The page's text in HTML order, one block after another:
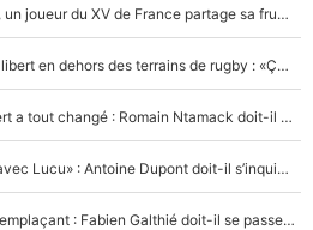
Mis de côté par Fabien Galthié, un joueur du XV de France partage sa frustration : «ils ne me l’ont pas dit tout de suite»
La raison d'être de Matthieu Jalibert en dehors des terrains de rugby : «Ça m'atteint autant que si tu touches à un membre de ma famille»
XV de France - Matthieu Jalibert a tout changé : Romain Ntamack doit-il s’inquiéter pour sa place à un an de la Coupe du monde ?
«Le XV de France est meilleur avec Lucu» : Antoine Dupont doit-il s’inquiéter pour sa place ?
Le XV de France a trouvé son remplaçant : Fabien Galthié doit-il se passer d'Antoine Dupont ?